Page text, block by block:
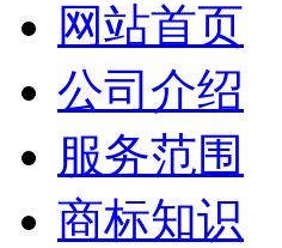
网站首页
公司介绍
服务范围
商标知识